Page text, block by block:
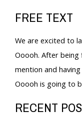
FREE TEXT
We are excited to
Ooooh. After
mention and
Ooooh is going to
RECENT